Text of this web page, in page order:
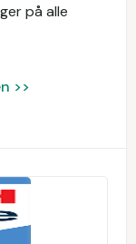
på alle
>>